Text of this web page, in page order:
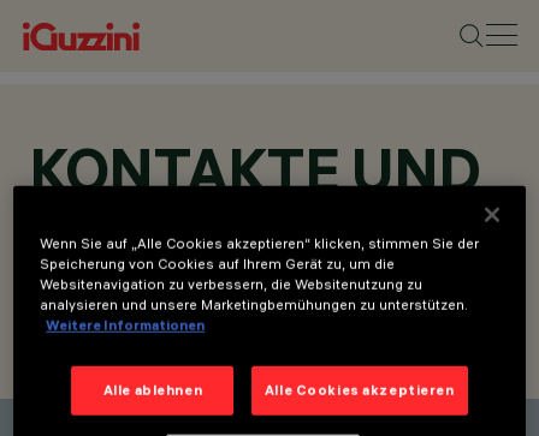
KONTAKTE UND
STANDORTE
KONTAKT SUCHEN ANFRAGE SENDEN
Wenn Sie auf „Alle Cookies akzeptieren“ klicken, stimmen Sie der
Speicherung von Cookies auf Ihrem Gerät zu, um die
Websitenavigation zu verbessern, die Websitenutzung zu
analysieren und unsere Marketingbemühungen zu unterstützen.
Weitere Informationen
Alle ablehnen Alle Cookies akzeptieren